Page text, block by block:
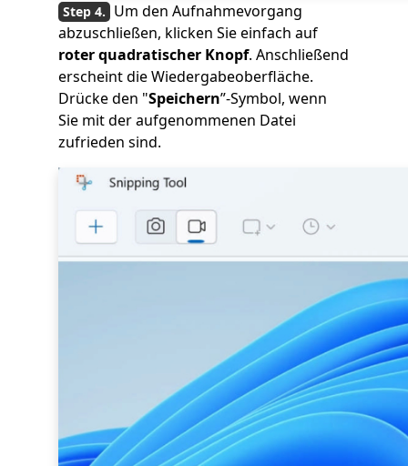
Um den Aufnahmevorgang
abzuschließen, klicken Sie einfach auf
roter quadratischer Knopf. Anschließend
erscheint die Wiedergabeoberfläche.
Drücke den "Speichern”-Symbol, wenn
Sie mit der aufgenommenen Datei
zufrieden sind.